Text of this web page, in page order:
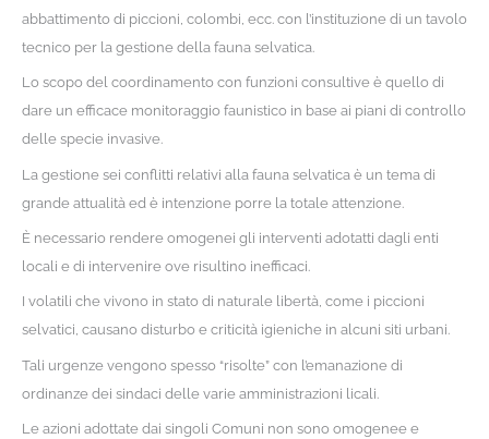
abbattimento di piccioni, colombi, ecc. con l’instituzione di un tavolo
tecnico per la gestione della fauna selvatica.
Lo scopo del coordinamento con funzioni consultive è quello di
dare un efficace monitoraggio faunistico in base ai piani di controllo
delle specie invasive.
La gestione sei conflitti relativi alla fauna selvatica è un tema di
grande attualità ed è intenzione porre la totale attenzione.
È necessario rendere omogenei gli interventi adotatti dagli enti
locali e di intervenire ove risultino inefficaci.
I volatili che vivono in stato di naturale libertà, come i piccioni
selvatici, causano disturbo e criticità igieniche in alcuni siti urbani.
Tali urgenze vengono spesso “risolte” con l’emanazione di
ordinanze dei sindaci delle varie amministrazioni licali.
Le azioni adottate dai singoli Comuni non sono omogenee e